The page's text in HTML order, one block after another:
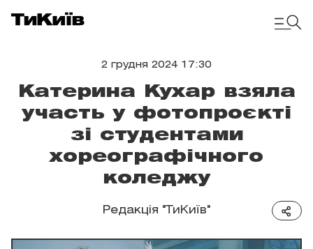
2 грудня 2024 17:30
Катерина Кухар взяла
участь у фотопроєкті
зі студентами
хореографічного
коледжу
Редакція "ТиКиїв"